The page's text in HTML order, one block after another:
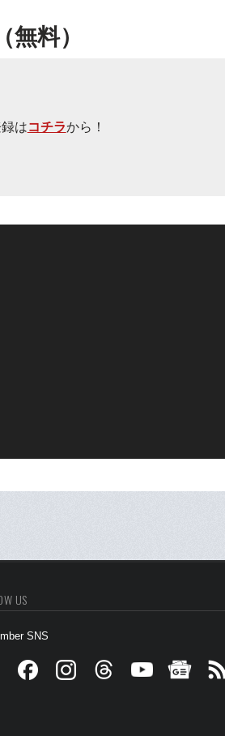
料）
はコチラから！
US
SNS